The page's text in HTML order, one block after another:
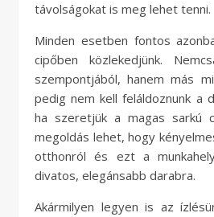
távolságokat is meg lehet tenni.
Minden esetben fontos
cipőben közlekedjünk.
szempontjából, hanem más
pedig nem kell feláldoznunk a
ha szeretjük a magas sarkú
megoldás lehet, hogy
otthonról és ezt a
divatos, elegánsabb darabra.
Akármilyen legyen is az